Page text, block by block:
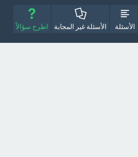
الأسئلة الأسئلة غير المجابة اطرح سؤالاً